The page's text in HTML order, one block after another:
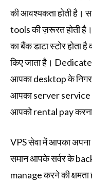
की आवश्यकता होती है।
tools की ज़रूरत होती
का बैंक डाटा स्टोर
किए जाता है।
आपका desktop के
आपका server service
आपको rental pay
VPS सेवा में आपका
समान आपके सर्वर के
manage करने की क्षमता